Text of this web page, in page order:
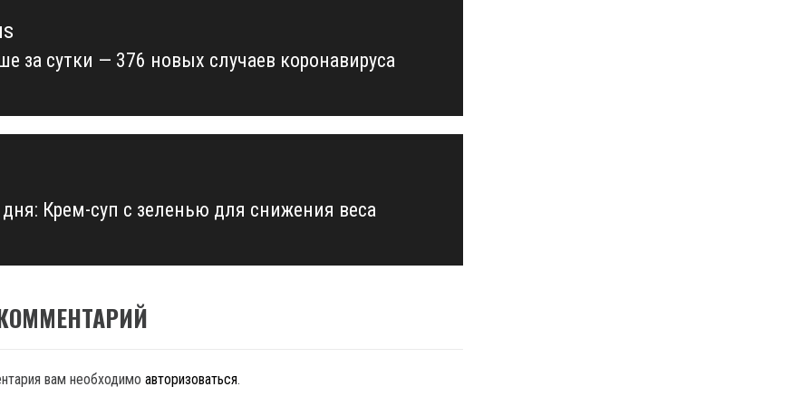
за сутки — 376 новых случаев коронавируса
Крем-суп с зеленью для снижения веса
вам необходимо авторизоваться.